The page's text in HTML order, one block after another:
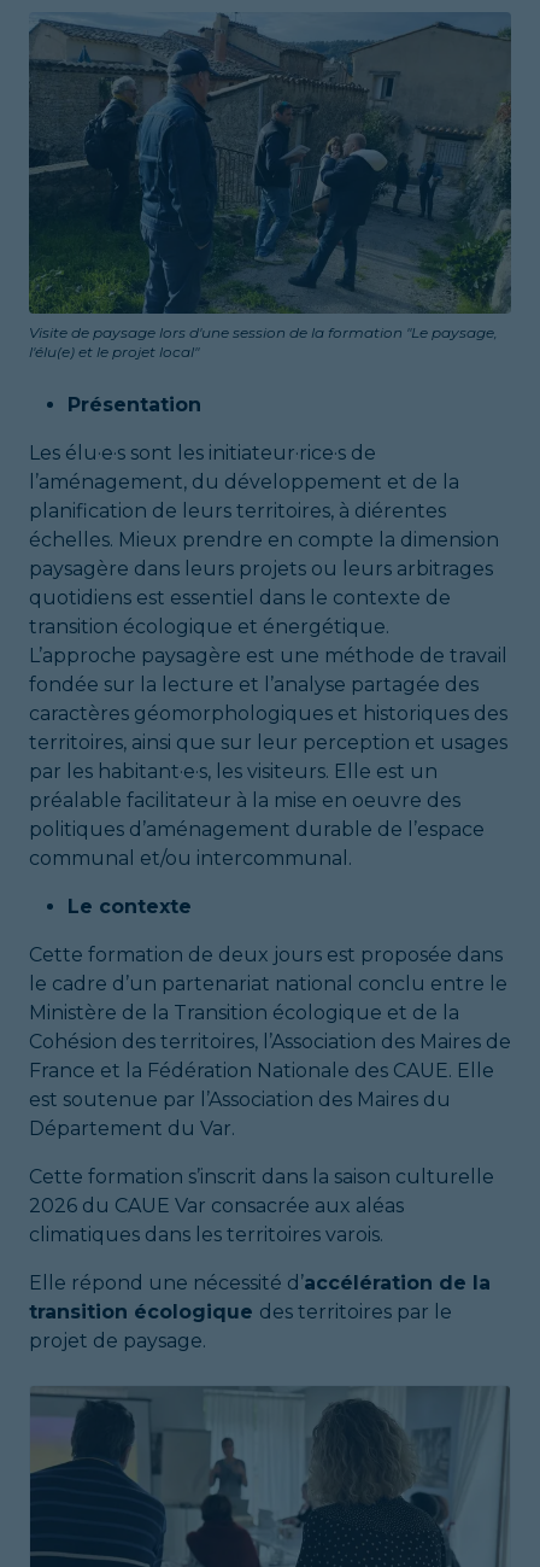
Visite de paysage lors d'une session de la formation "Le paysage,
l'élu(e) et le projet local"
Présentation
Les élu·e·s sont les initiateur·rice·s de
l’aménagement, du développement et de la
planification de leurs territoires, à diérentes
échelles. Mieux prendre en compte la dimension
paysagère dans leurs projets ou leurs arbitrages
quotidiens est essentiel dans le contexte de
transition écologique et énergétique.
L’approche paysagère est une méthode de travail
fondée sur la lecture et l’analyse partagée des
caractères géomorphologiques et historiques des
territoires, ainsi que sur leur perception et usages
par les habitant·e·s, les visiteurs. Elle est un
préalable facilitateur à la mise en oeuvre des
politiques d’aménagement durable de l’espace
communal et/ou intercommunal.
Le contexte
Cette formation de deux jours est proposée dans
le cadre d’un partenariat national conclu entre le
Ministère de la Transition écologique et de la
Cohésion des territoires, l’Association des Maires de
France et la Fédération Nationale des CAUE. Elle
est soutenue par l’Association des Maires du
Département du Var.
Cette formation s’inscrit dans la saison culturelle
2026 du CAUE Var consacrée aux aléas
climatiques dans les territoires varois.
Elle répond une nécessité d’accélération de la
transition écologique des territoires par le
projet de paysage.